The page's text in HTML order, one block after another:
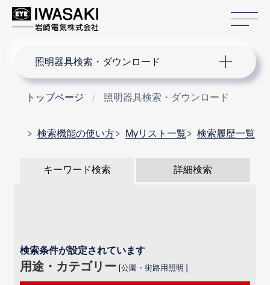
照明器具検索・ダウンロード
トップページ 照明器具検索・ダウンロード
検索機能の使い方 Myリスト一覧 検索履歴一覧
キーワード検索 詳細検索
検索条件が設定されています
用途・カテゴリー 公園・街路用照明